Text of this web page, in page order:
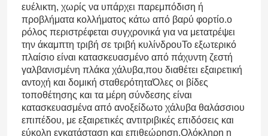
ευέλικτη, χωρίς να υπάρχει παρεμπόδιση ή
προβλήματα κολλήματος κάτω από βαρύ φορτίο.ο
ρόλος περιστρέφεται συγχρονικά για να μετατρέψει
την άκαμπτη τριβή σε τριβή κυλίνδρουΤο εξωτερικό
πλαίσιο είναι κατασκευασμένο από πάχυντη ζεστή
γαλβανισμένη πλάκα χάλυβα,που διαθέτει εξαιρετική
αντοχή και δομική σταθερότηταΌλες οι βίδες
τοποθέτησης και τα μέρη σύνδεσης είναι
κατασκευασμένα από ανοξείδωτο χάλυβα θαλάσσιου
επιπέδου, με εξαιρετικές αντιτριβικές επιδόσεις και
εύκολη εγκατάσταση και επιθεώρηση.Ολόκληρη η